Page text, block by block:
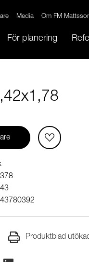
Media Om FM
För planering
Produktblad